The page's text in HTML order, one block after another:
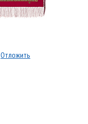
Отложить